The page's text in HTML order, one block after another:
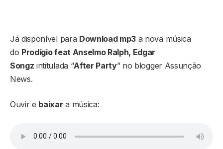
Já disponível para Download mp3 a nova música
do Prodígio feat Anselmo Ralph, Edgar
Songz intitulada “After Party” no blogger Assunção
News.
Ouvir e baixar a música: